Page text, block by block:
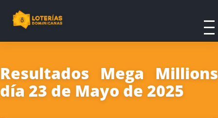
Resultados Mega Millions
día 23 de Mayo de 2025